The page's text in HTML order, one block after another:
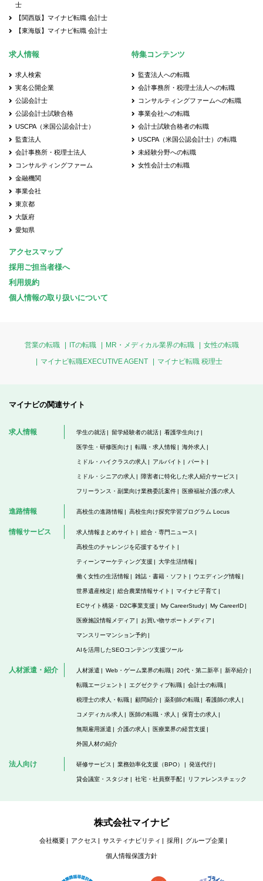
士
【関西版】マイナビ転職 会計士
【東海版】マイナビ転職 会計士
求人情報
求人検索
実名公開企業
公認会計士
公認会計士試験合格
USCPA（米国公認会計士）
監査法人
会計事務所・税理士法人
コンサルティングファーム
金融機関
事業会社
東京都
大阪府
愛知県
特集コンテンツ
監査法人への転職
会計事務所・税理士法人への転職
コンサルティングファームへの転職
事業会社への転職
会計士試験合格者の転職
USCPA（米国公認会計士）の転職
未経験分野への転職
女性会計士の転職
アクセスマップ
採用ご担当者様へ
利用規約
個人情報の取り扱いについて
営業の転職 ITの転職 MR・メディカル業界の転職
女性の転職
マイナビ転職EXECUTIVE AGENT
マイナビ転職 税理士
マイナビの関連サイト
求人情報 学生の就活 留学経験者の就活 看護学生向け
医学生・研修医向け 転職・求人情報 海外求人
ミドル・ハイクラスの求人 アルバイト パート
ミドル・シニアの求人 障害者に特化した求人紹介サービス
フリーランス・副業向け業務委託案件 医療福祉介護の求人
進路情報 高校生の進路情報 高校生向け探究学習プログラム Locus
情報サービス 求人情報まとめサイト 総合・専門ニュース
高校生のチャレンジを応援するサイト
ティーンマーケティング支援 大学生活情報
働く女性の生活情報 雑誌・書籍・ソフト ウエディング情報
世界遺産検定 総合農業情報サイト マイナビ子育て
ECサイト構築・D2C事業支援 My CareerStudy My CareerID
医療施設情報メディア お買い物サポートメディア
マンスリーマンション予約
AIを活用したSEOコンテンツ支援ツール
人材派遣・紹介 人材派遣 Web・ゲーム業界の転職 20代・第二新卒 新卒紹介
転職エージェント エグゼクティブ転職 会計士の転職
税理士の求人・転職 顧問紹介 薬剤師の転職 看護師の求人
コメディカル求人 医師の転職・求人 保育士の求人
無期雇用派遣 介護の求人 医療業界の経営支援
外国人材の紹介
法人向け 研修サービス 業務効率化支援（BPO） 発送代行
貸会議室・スタジオ 社宅・社員寮手配 リファレンスチェック
株式会社マイナビ
会社概要 アクセス サスティナビリティ 採用 グループ企業
個人情報保護方針